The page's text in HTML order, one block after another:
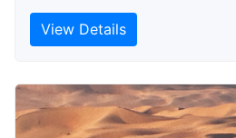
View Details